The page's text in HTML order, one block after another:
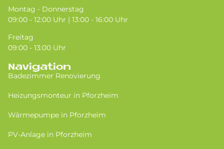
Montag - Donnerstag
09:00 - 12:00 Uhr | 13:00 - 16:00 Uhr
Freitag
09:00 - 13:00 Uhr
Navigation
Badezimmer Renovierung
Heizungsmonteur in Pforzheim
Wärmepumpe in Pforzheim
PV-Anlage in Pforzheim